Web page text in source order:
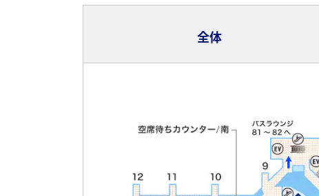
全体